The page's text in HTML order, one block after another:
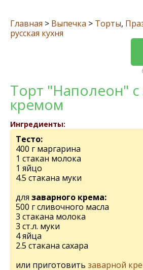
Главная > Выпечка > Торты,
русская кухня
Торт "Наполеон"
кремом
Ингредиенты:
Тесто:
400 г маргарина
1 стакан молока
1 яйцо
4.5 стакана муки
для заварного крема:
500 г сливочного масла
3 стакана молока
3 ст.л. муки
4 яйца
2.5 стакана сахара
или приготовить заварной